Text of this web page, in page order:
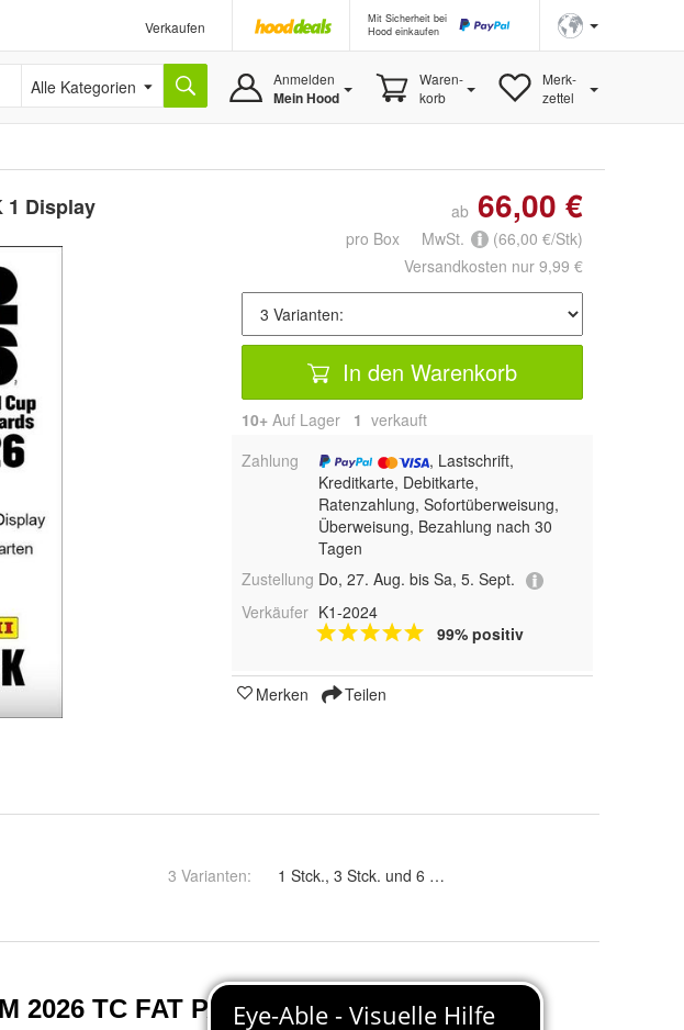
Verkaufen
Mit Sicherheit bei
Hood einkaufen
Alle Kategorien Anmelden
Mein Hood
Waren-
korb
Merk-
zettel
1 Display ab 66,00 €
pro Box MwSt.
(66,00 €/Stk)
Versandkosten nur 9,99 €
In den Warenkorb
10+ Auf Lager 1 verkauft
Zahlung
, Lastschrift,
Kreditkarte, Debitkarte,
Ratenzahlung, Sofortüberweisung,
Überweisung, Bezahlung nach 30
Tagen
Zustellung Do, 27. Aug. bis Sa, 5. Sept.
Verkäufer K1-2024
99% positiv
Merken Teilen
3 Varianten: 1 Stck., 3 Stck. und 6 Stck.